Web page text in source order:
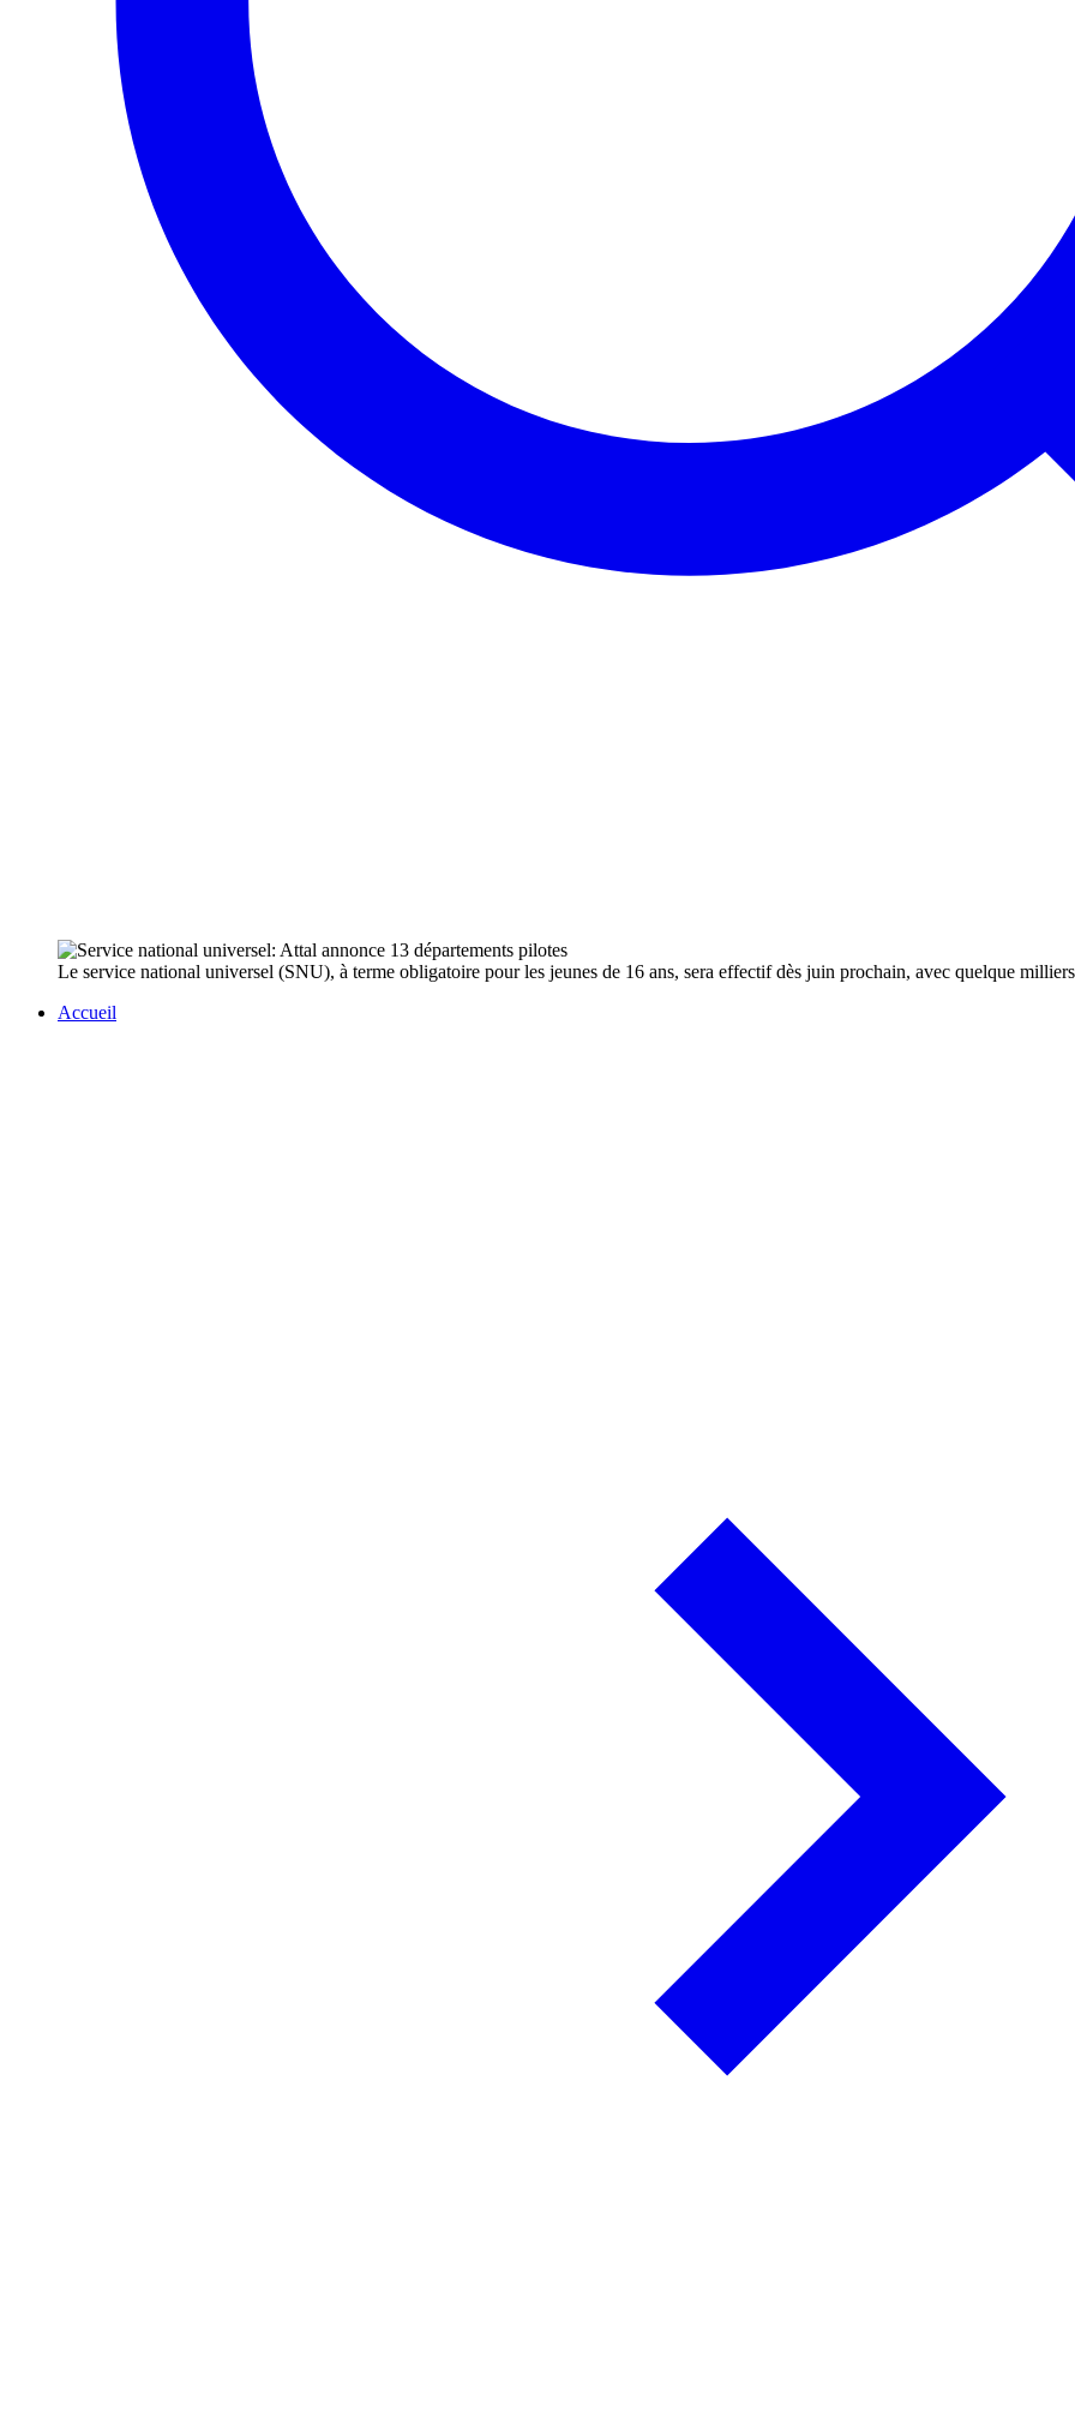
Le service national universel (SNU), à terme obligatoire pour les jeunes de 16 ans, sera effectif dès juin prochain, avec quelque
Accueil